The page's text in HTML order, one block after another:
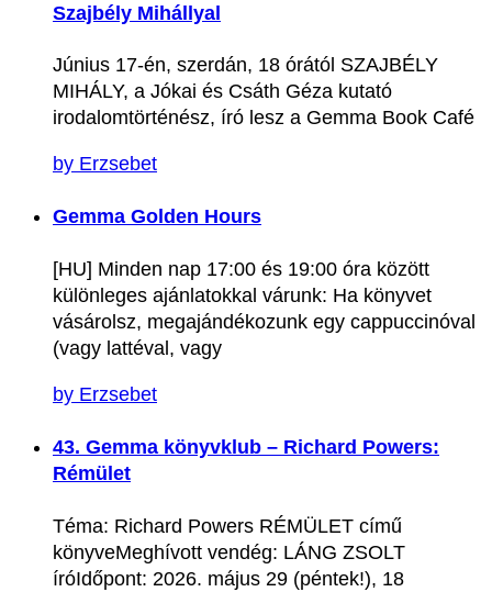
Szajbély Mihállyal
Június 17-én, szerdán, 18 órától SZAJBÉLY
MIHÁLY, a Jókai és Csáth Géza kutató
irodalomtörténész, író lesz a Gemma Book Café
by Erzsebet
Gemma Golden Hours
[HU] Minden nap 17:00 és 19:00 óra között
különleges ajánlatokkal várunk: Ha könyvet
vásárolsz, megajándékozunk egy cappuccinóval
(vagy lattéval, vagy
by Erzsebet
43. Gemma könyvklub – Richard Powers:
Rémület
Téma: Richard Powers RÉMÜLET című
könyveMeghívott vendég: LÁNG ZSOLT
íróIdőpont: 2026. május 29 (péntek!), 18